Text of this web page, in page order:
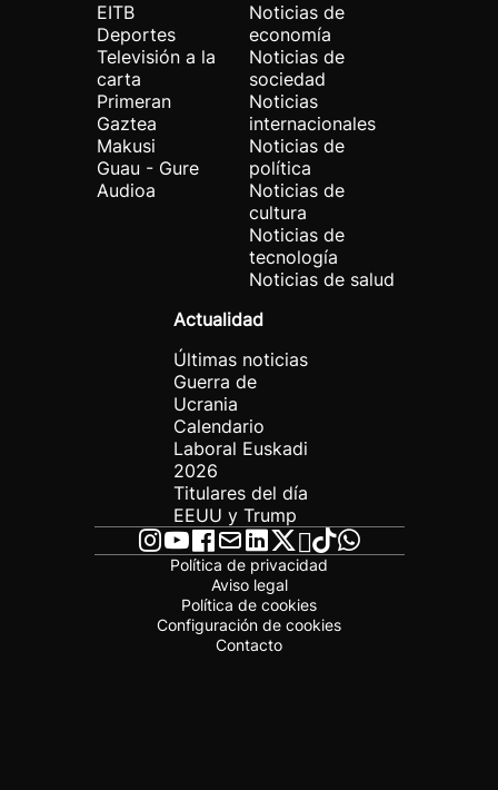
EITB
Deportes
Televisión a la
carta
Primeran
Gaztea
Makusi
Guau - Gure
Audioa
Noticias de
economía
Noticias de
sociedad
Noticias
internacionales
Noticias de
política
Noticias de
cultura
Noticias de
tecnología
Noticias de salud
Actualidad
Últimas noticias
Guerra de
Ucrania
Calendario
Laboral Euskadi
2026
Titulares del día
EEUU y Trump
Política de privacidad
Aviso legal
Política de cookies
Configuración de cookies
Contacto